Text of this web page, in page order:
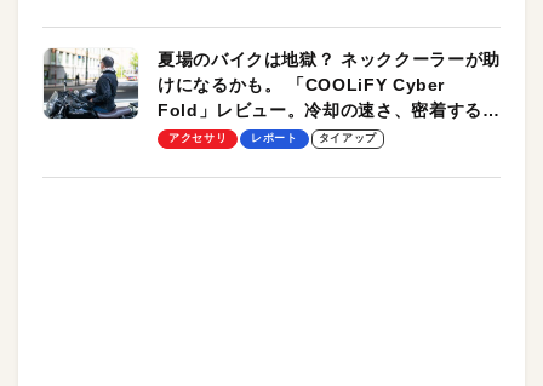
夏場のバイクは地獄？ ネッククーラーが助
けになるかも。 「COOLiFY Cyber
Fold」レビュー。冷却の速さ、密着する冷
却プレート、シンプルな操作性がグッド！
アクセサリ レポート タイアップ